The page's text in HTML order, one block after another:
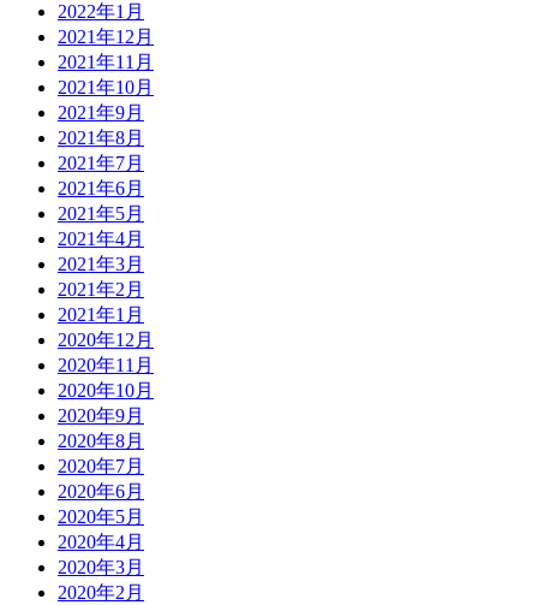
2022年1月
2021年12月
2021年11月
2021年10月
2021年9月
2021年8月
2021年7月
2021年6月
2021年5月
2021年4月
2021年3月
2021年2月
2021年1月
2020年12月
2020年11月
2020年10月
2020年9月
2020年8月
2020年7月
2020年6月
2020年5月
2020年4月
2020年3月
2020年2月